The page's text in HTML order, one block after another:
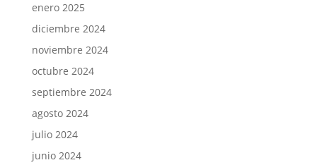
enero 2025
diciembre 2024
noviembre 2024
octubre 2024
septiembre 2024
agosto 2024
julio 2024
junio 2024